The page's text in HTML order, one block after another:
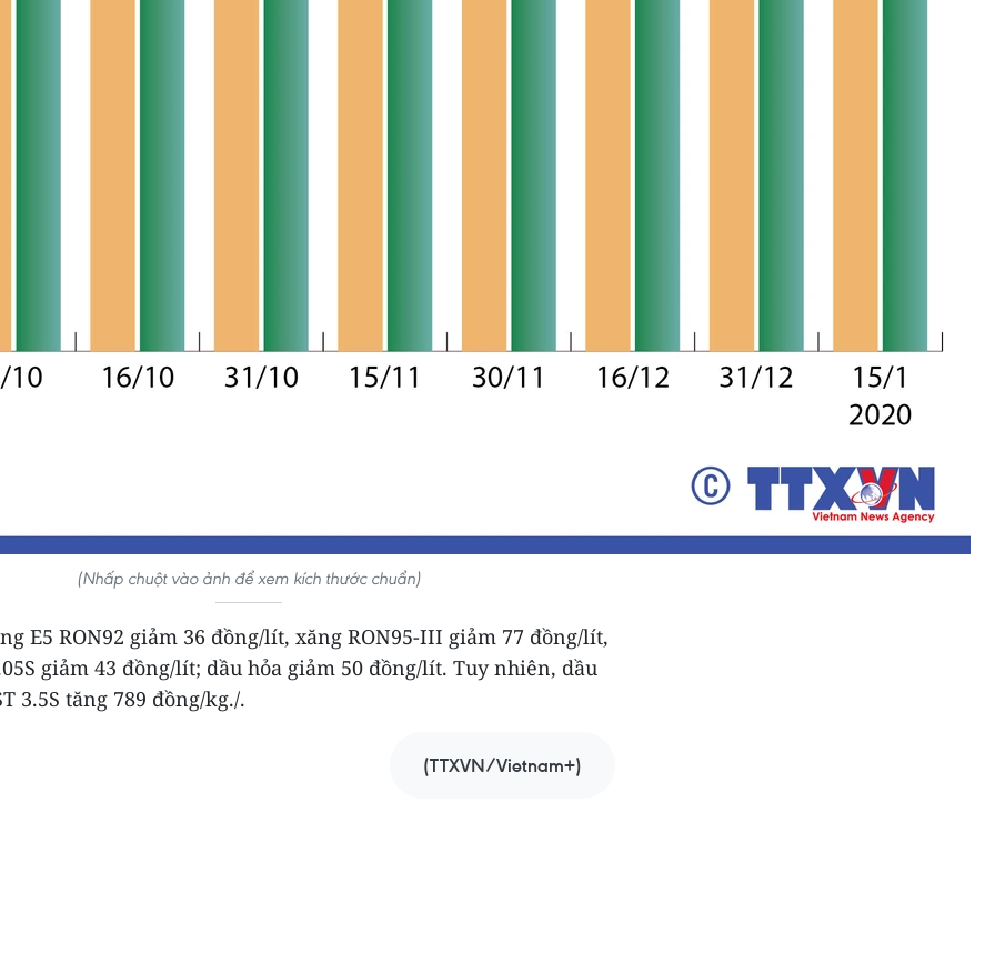
(Nhấp chuột vào ảnh để xem kích thước chuẩn)
E5 RON92 giảm 36 đồng/lít, xăng RON95-III giảm 77 đồng/lít,
giảm 43 đồng/lít; dầu hỏa giảm 50 đồng/lít. Tuy nhiên, dầu
3.5S tăng 789 đồng/kg./.
(TTXVN/Vietnam+)